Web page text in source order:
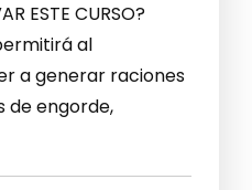
ESTE CURSO?
al
a generar raciones
de engorde,